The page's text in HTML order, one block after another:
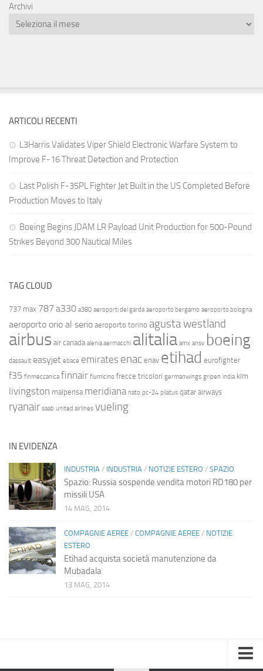
Archivi
ARTICOLI RECENTI
L3Harris Validates Viper Shield Electronic Warfare System to
Improve F-16 Threat Detection and Protection
Last Polish F-35PL Fighter Jet Built in the US Completed Before
Production Moves to Italy
Boeing Begins JDAM LR Payload Unit Production for 500-Pound
Strikes Beyond 300 Nautical Miles
TAG CLOUD
737 max 787 a330 a380 aeroporti del garda aeroporto bergamo aeroporto bologna
aeroporto orio al serio aeroporto torino agusta westland
airbus air canada alenia aermacchi alitalia amx ansv boeing
dassault easyjet ebace emirates enac enav etihad eurofighter
f35 finmeccanica finnair fiumicino frecce tricolori germanwings gripen india klm
livingston malpensa meridiana nato pc-24 pilatus qatar airways
ryanair saab united airlines vueling
IN EVIDENZA
INDUSTRIA / INDUSTRIA / NOTIZIE ESTERO / SPAZIO
Spazio: Russia sospende vendita motori RD180 per
missili USA
14 MAG, 2014
COMPAGNIE AEREE / COMPAGNIE AEREE / NOTIZIE
ESTERO
Etihad acquista società manutenzione da
Mubadala
13 MAG, 2014